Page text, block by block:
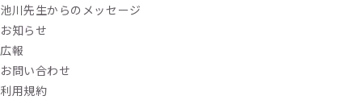
池川先生からのメッセージ
お知らせ
広報
お問い合わせ
利用規約